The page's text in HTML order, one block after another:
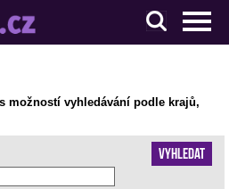
možností vyhledávání podle krajů,
Vyhledat